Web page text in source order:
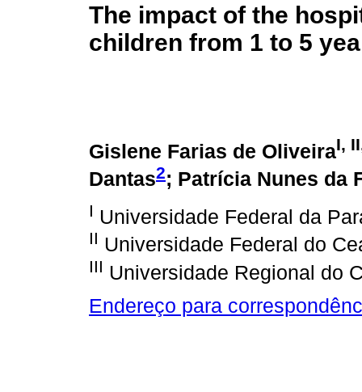
The impact of the
children from 1 to 5
Gislene Farias de OliveiraI,
Dantas2; Patrícia Nunes da
I Universidade Federal da
II Universidade Federal do
III Universidade Regional do
Endereço para